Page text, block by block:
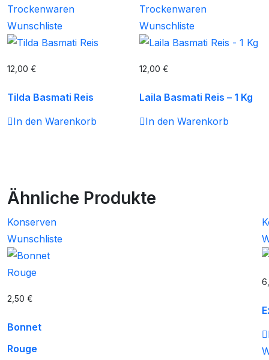
Trockenwaren
Wunschliste
12,00 €
Tilda Basmati Reis
In den Warenkorb
Trockenwaren
Wunschliste
12,00€
Laila Basmati Reis – 1 Kg
In den Warenkorb
Ähnliche Produkte
Konserven
Wunschliste
2,50 €
Bonnet
Rouge